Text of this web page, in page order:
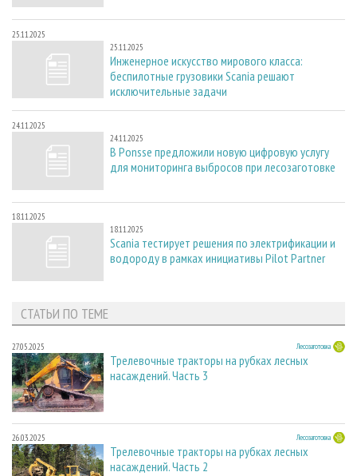
25.11.2025
25.11.2025
Инженерное искусство мирового класса:
беспилотные грузовики Scania решают
исключительные задачи
24.11.2025
24.11.2025
В Ponsse предложили новую цифровую услугу
для мониторинга выбросов при лесозаготовке
18.11.2025
18.11.2025
Scania тестирует решения по электрификации и
водороду в рамках инициативы Pilot Partner
СТАТЬИ ПО ТЕМЕ
27.05.2025 Лесозаготовка
Трелевочные тракторы на рубках лесных
насаждений. Часть 3
26.03.2025 Лесозаготовка
Трелевочные тракторы на рубках лесных
насаждений. Часть 2